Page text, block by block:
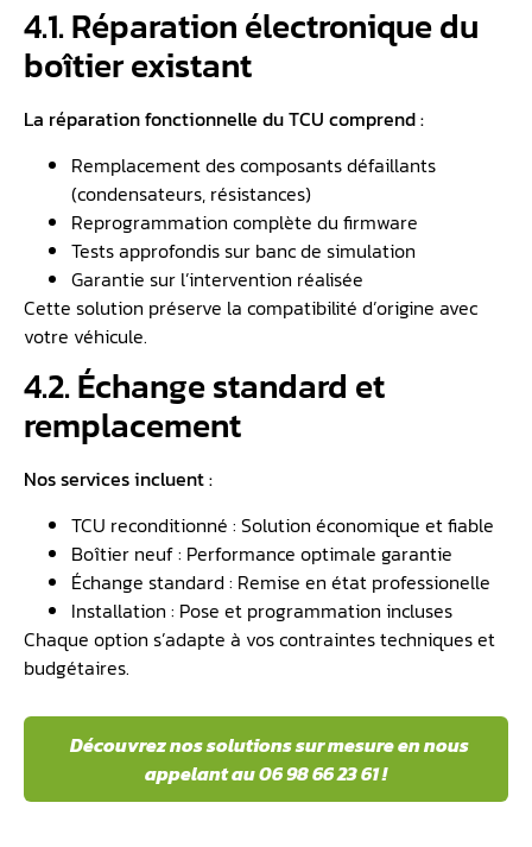
4.1. Réparation électronique du
boîtier existant
La réparation fonctionnelle du TCU comprend :
Remplacement des composants défaillants
(condensateurs, résistances)
Reprogrammation complète du firmware
Tests approfondis sur banc de simulation
Garantie sur l’intervention réalisée
Cette solution préserve la compatibilité d’origine avec
votre véhicule.
4.2. Échange standard et
remplacement
Nos services incluent :
TCU reconditionné : Solution économique et fiable
Boîtier neuf : Performance optimale garantie
Échange standard : Remise en état professionelle
Installation : Pose et programmation incluses
Chaque option s’adapte à vos contraintes techniques et
budgétaires.
️ Découvrez nos solutions sur mesure en nous
appelant au 06 98 66 23 61 !